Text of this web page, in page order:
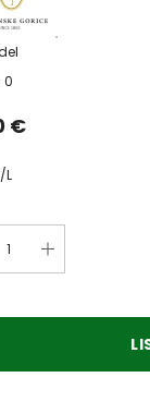
0
€
L
3,30 €